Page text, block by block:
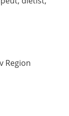
Region